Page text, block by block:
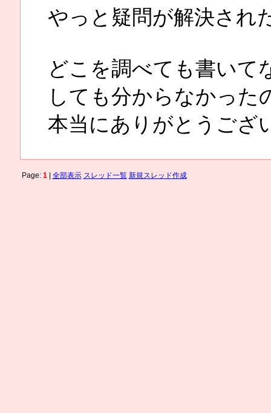
やっと疑問が解決され
どこを調べても書いて
しても分からなかった
本当にありがとうござ
Page: 1| 全部表示 スレッド一覧 新規スレッド作成